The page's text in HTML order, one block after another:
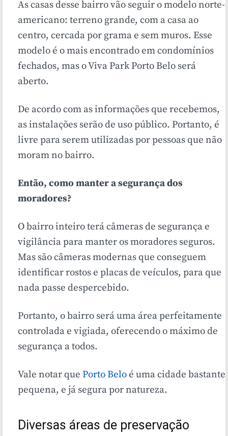
As casas desse bairro vão seguir o modelo norte-
americano: terreno grande, com a casa ao
centro, cercada por grama e sem muros. Esse
modelo é o mais encontrado em condomínios
fechados, mas o Viva Park Porto Belo será
aberto.
De acordo com as informações que recebemos,
as instalações serão de uso público. Portanto, é
livre para serem utilizadas por pessoas que não
moram no bairro.
Então, como manter a segurança dos
moradores?
O bairro inteiro terá câmeras de segurança e
vigilância para manter os moradores seguros.
Mas são câmeras modernas que conseguem
identificar rostos e placas de veículos, para que
nada passe despercebido.
Portanto, o bairro será uma área perfeitamente
controlada e vigiada, oferecendo o máximo de
segurança a todos.
Vale notar que Porto Belo é uma cidade bastante
pequena, e já segura por natureza.
Diversas áreas de preservação